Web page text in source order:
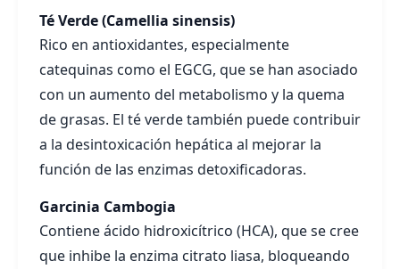
Té Verde (Camellia sinensis)
Rico en antioxidantes, especialmente
catequinas como el EGCG, que se han asociado
con un aumento del metabolismo y la quema
de grasas. El té verde también puede contribuir
a la desintoxicación hepática al mejorar la
función de las enzimas detoxificadoras.
Garcinia Cambogia
Contiene ácido hidroxicítrico (HCA), que se cree
que inhibe la enzima citrato liasa, bloqueando